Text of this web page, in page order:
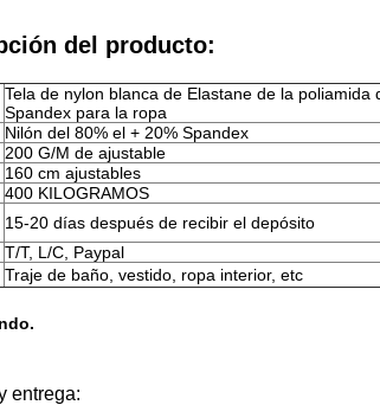
del producto:
Tela de nylon blanca de Elastane de la
Spandex para la ropa
Nilón del 80% el + 20% Spandex
200 G/M de ajustable
160 cm ajustables
400 KILOGRAMOS
15-20 días después de recibir el depósito
T/T, L/C, Paypal
Traje de baño, vestido, ropa interior, etc
entrega: